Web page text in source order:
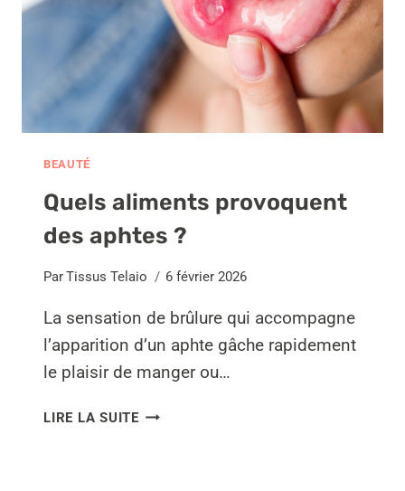
DOIGTS
BEAUTÉ
Quels aliments provoquent
des aphtes ?
ParTissus Telaio 6 février 2026
La sensation de brûlure qui accompagne
l’apparition d’un aphte gâche rapidement
le plaisir de manger ou…
LIRE LA SUITEQUELS